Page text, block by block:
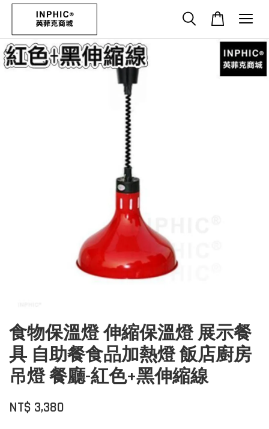
食物保溫燈 伸縮保溫燈 展示餐
具 自助餐食品加熱燈 飯店廚房
吊燈 餐廳-紅色+黑伸縮線
NT$ 3,380